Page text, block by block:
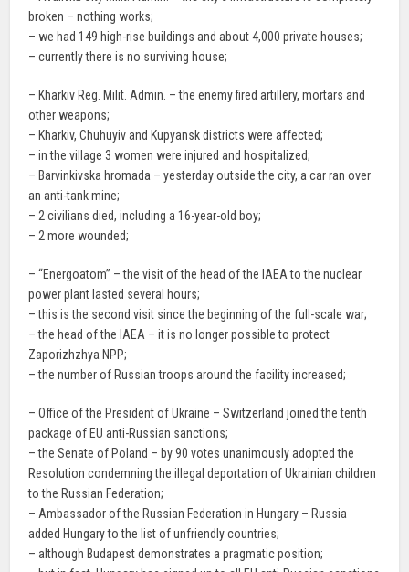
broken – nothing works;
– we had 149 high-rise buildings and about 4,000 private houses;
– currently there is no surviving house;
– Kharkiv Reg. Milit. Admin. – the enemy fired artillery, mortars and
other weapons;
– Kharkiv, Chuhuyiv and Kupyansk districts were affected;
– in the village 3 women were injured and hospitalized;
– Barvinkivska hromada – yesterday outside the city, a car ran over
an anti-tank mine;
– 2 civilians died, including a 16-year-old boy;
– 2 more wounded;
– “Energoatom” – the visit of the head of the IAEA to the nuclear
power plant lasted several hours;
– this is the second visit since the beginning of the full-scale war;
– the head of the IAEA – it is no longer possible to protect
Zaporizhzhya NPP;
– the number of Russian troops around the facility increased;
– Office of the President of Ukraine – Switzerland joined the tenth
package of EU anti-Russian sanctions;
– the Senate of Poland – by 90 votes unanimously adopted the
Resolution condemning the illegal deportation of Ukrainian children
to the Russian Federation;
– Ambassador of the Russian Federation in Hungary – Russia
added Hungary to the list of unfriendly countries;
– although Budapest demonstrates a pragmatic position;